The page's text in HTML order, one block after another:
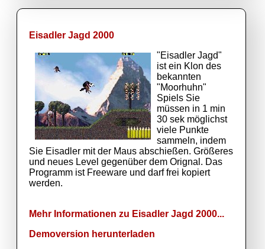
Eisadler Jagd 2000
"Eisadler Jagd"
ist ein Klon des
bekannten
"Moorhuhn"
Spiels Sie
müssen in 1 min
30 sek möglichst
viele Punkte
sammeln, indem
Sie Eisadler mit der Maus abschießen. Größeres
und neues Level gegenüber dem Orignal. Das
Programm ist Freeware und darf frei kopiert
werden.
Mehr Informationen zu Eisadler Jagd 2000...
Demoversion herunterladen